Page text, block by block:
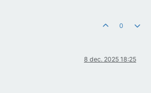
0
8 dec. 2025 18:25